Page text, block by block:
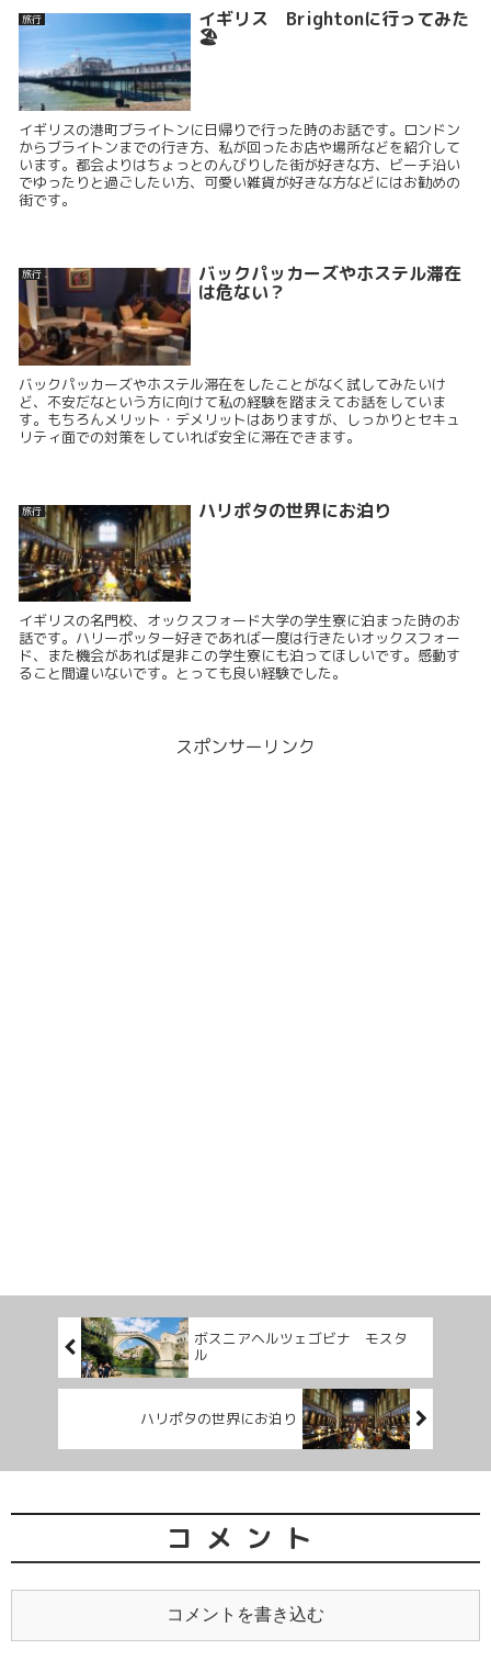
旅行 イギリス Brightonに行ってみた
🏖
イギリスの港町ブライトンに日帰りで行った時のお話です。ロンドン
からブライトンまでの行き方、私が回ったお店や場所などを紹介して
います。都会よりはちょっとのんびりした街が好きな方、ビーチ沿い
でゆったりと過ごしたい方、可愛い雑貨が好きな方などにはお勧めの
街です。
旅行 バックパッカーズやホステル滞在
は危ない？
バックパッカーズやホステル滞在をしたことがなく試してみたいけ
ど、不安だなという方に向けて私の経験を踏まえてお話をしていま
す。もちろんメリット・デメリットはありますが、しっかりとセキュ
リティ面での対策をしていれば安全に滞在できます。
旅行 ハリポタの世界にお泊り
イギリスの名門校、オックスフォード大学の学生寮に泊まった時のお
話です。ハリーポッター好きであれば一度は行きたいオックスフォー
ド、また機会があれば是非この学生寮にも泊ってほしいです。感動す
ること間違いないです。とっても良い経験でした。
スポンサーリンク
ボスニアヘルツェゴビナ モスタ
ル
ハリポタの世界にお泊り
コメント
コメントを書き込む